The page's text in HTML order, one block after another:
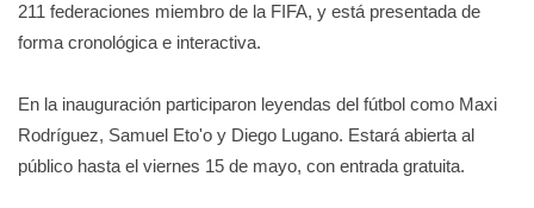
211 federaciones miembro de la FIFA, y está presentada de
forma cronológica e interactiva.
En la inauguración participaron leyendas del fútbol como Maxi
Rodríguez, Samuel Eto'o y Diego Lugano. Estará abierta al
público hasta el viernes 15 de mayo, con entrada gratuita.